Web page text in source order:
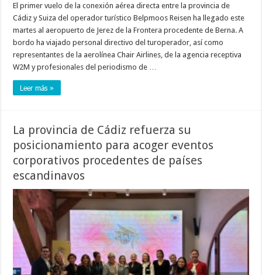
El primer vuelo de la conexión aérea directa entre la provincia de
Cádiz y Suiza del operador turístico Belpmoos Reisen ha llegado este
martes al aeropuerto de Jerez de la Frontera procedente de Berna. A
bordo ha viajado personal directivo del turoperador, así como
representantes de la aerolínea Chair Airlines, de la agencia receptiva
W2M y profesionales del periodismo de …
Leer más »
La provincia de Cádiz refuerza su
posicionamiento para acoger eventos
corporativos procedentes de países
escandinavos